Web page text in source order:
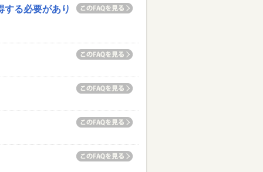
する必要があり